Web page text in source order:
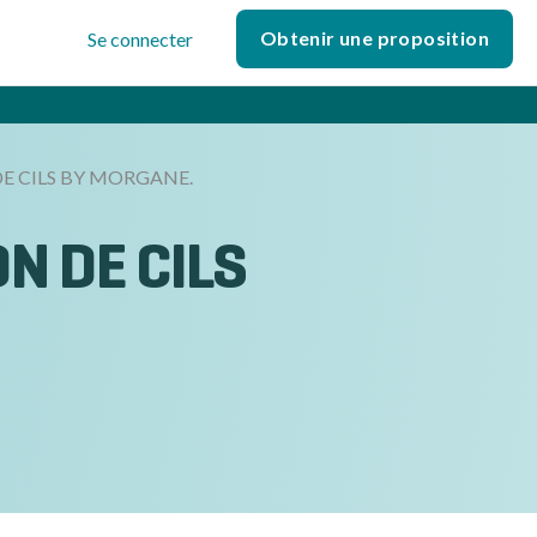
Se connecter Obtenir une proposition
CILS BY MORGANE.
DE CILS